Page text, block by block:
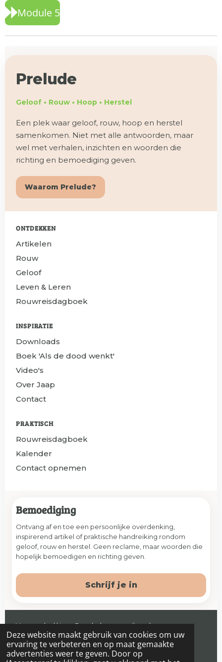
Deze website maakt gebruik van cookies om uw
ervaring te verbeteren en op maat gemaakte
advertenties weer te geven. Door op
Module 5
Prelude
Geloof • Rouw • Hoop • Herstel
Een plek waar geloof, rouw, hoop en herstel
samenkomen. Niet met alle antwoorden, maar
wel met verhalen, inzichten en woorden die
richting en bemoediging geven.
Waarom Prelude?
ONTDEKKEN
Artikelen
Rouw
Geloof
Leven & Leren
Rouwreisdagboek
INSPIRATIE
Downloads
Boek 'Als de dood wenkt'
Video's
Over Jaap
Contact
PRAKTISCH
Rouwreisdagboek
Kalender
Contact opnemen
Bemoediging
Ontvang af en toe een persoonlijke overdenking,
inspirerend artikel of praktische handreiking rondom
geloof, rouw en herstel. Geen reclame, maar woorden die
hopelijk bemoedigen en richting geven.
Schrijf je in
Veenendaal | jaap@prelude-counseling.nl
© 2026 Prelude. Alle rechten voorbehouden.